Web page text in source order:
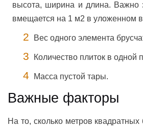
высота, ширина и длина. Важно
вмещается на 1 м2 в уложенном
Вес одного элемента
Количество плиток в одной
Масса пустой тары.
Важные факторы
На то, сколько метров квадратных